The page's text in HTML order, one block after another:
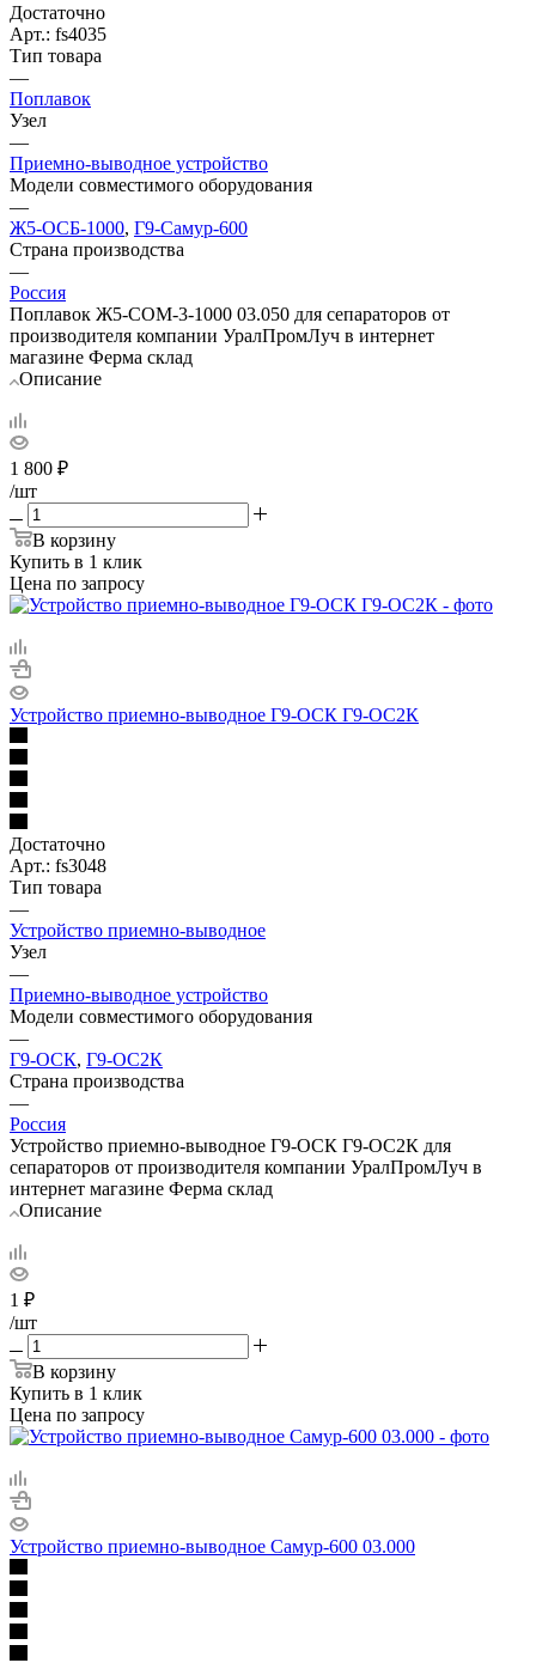
Достаточно
Арт.: fs4035
Тип товара
—
Поплавок
Узел
—
Приемно-выводное устройство
Модели совместимого оборудования
—
Ж5-ОСБ-1000, Г9-Самур-600
Страна производства
—
Россия
Поплавок Ж5-СОМ-3-1000 03.050 для сепараторов от
производителя компании УралПромЛуч в интернет
магазине Ферма склад
Описание
1 800 ₽
/шт
В корзину
Купить в 1 клик
Цена по запросу
Устройство приемно-выводное Г9-ОСК Г9-ОС2К
Достаточно
Арт.: fs3048
Тип товара
—
Устройство приемно-выводное
Узел
—
Приемно-выводное устройство
Модели совместимого оборудования
—
Г9-ОСК, Г9-ОС2К
Страна производства
—
Россия
Устройство приемно-выводное Г9-ОСК Г9-ОС2К для
сепараторов от производителя компании УралПромЛуч в
интернет магазине Ферма склад
Описание
1 ₽
/шт
В корзину
Купить в 1 клик
Цена по запросу
Устройство приемно-выводное Самур-600 03.000